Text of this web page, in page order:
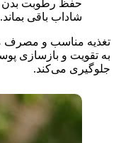
حفظ رطوبت بدن
شاداب باقی بماند.
تغذیه مناسب و مصرف
به تقویت و بازسازی
جلوگیری می‌کند.